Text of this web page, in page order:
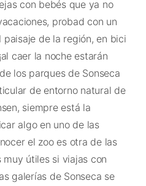
con bebés que ya no
probad con un
de la región, en bici
caer la noche estarán
los parques de Sonseca
de entorno natural de
siempre está la
algo en uno de las
el zoo es otra de las
útiles si viajas con
galerías de Sonseca se